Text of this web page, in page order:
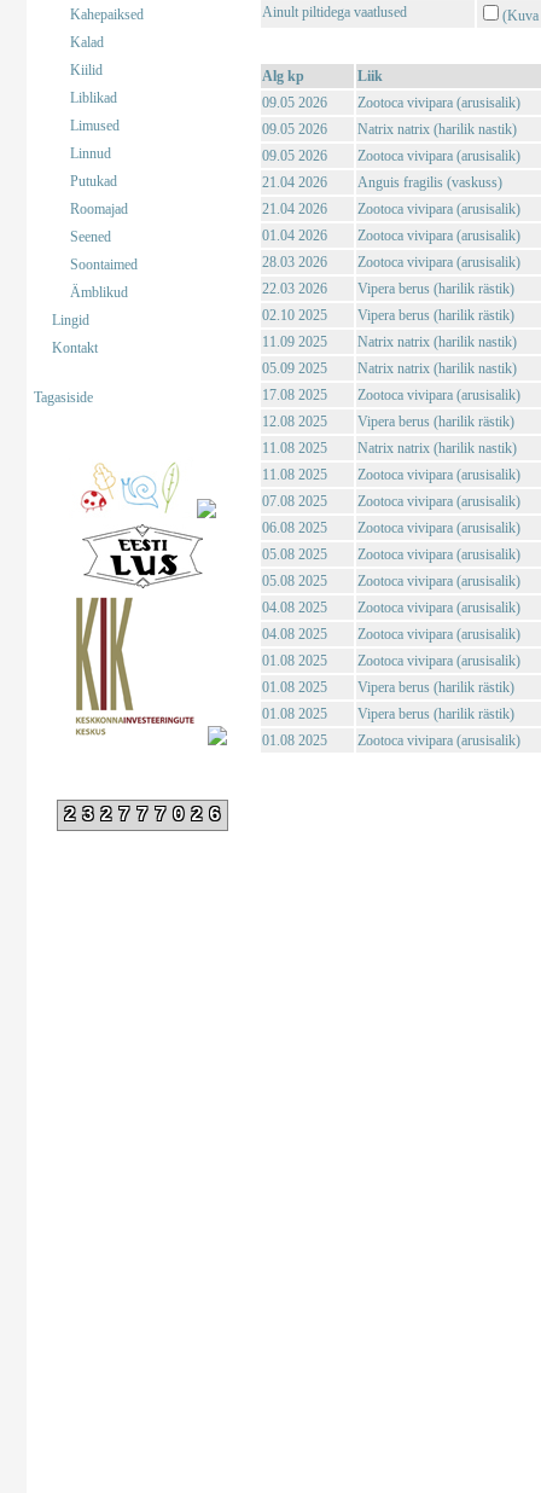
Kahepaiksed
Kalad
Kiilid
Liblikad
Limused
Linnud
Putukad
Roomajad
Seened
Soontaimed
Ämblikud
Lingid
Kontakt
Tagasiside
232777026
Ainult piltidega vaatlused
(Kuva
Alg kp
Liik
09.05 2026
Zootoca vivipara (arusisalik)
09.05 2026
Natrix natrix (harilik nastik)
09.05 2026
Zootoca vivipara (arusisalik)
21.04 2026
Anguis fragilis (vaskuss)
21.04 2026
Zootoca vivipara (arusisalik)
01.04 2026
Zootoca vivipara (arusisalik)
28.03 2026
Zootoca vivipara (arusisalik)
22.03 2026
Vipera berus (harilik rästik)
02.10 2025
Vipera berus (harilik rästik)
11.09 2025
Natrix natrix (harilik nastik)
05.09 2025
Natrix natrix (harilik nastik)
17.08 2025
Zootoca vivipara (arusisalik)
12.08 2025
Vipera berus (harilik rästik)
11.08 2025
Natrix natrix (harilik nastik)
11.08 2025
Zootoca vivipara (arusisalik)
07.08 2025
Zootoca vivipara (arusisalik)
06.08 2025
Zootoca vivipara (arusisalik)
05.08 2025
Zootoca vivipara (arusisalik)
05.08 2025
Zootoca vivipara (arusisalik)
04.08 2025
Zootoca vivipara (arusisalik)
04.08 2025
Zootoca vivipara (arusisalik)
01.08 2025
Zootoca vivipara (arusisalik)
01.08 2025
Vipera berus (harilik rästik)
01.08 2025
Vipera berus (harilik rästik)
01.08 2025
Zootoca vivipara (arusisalik)